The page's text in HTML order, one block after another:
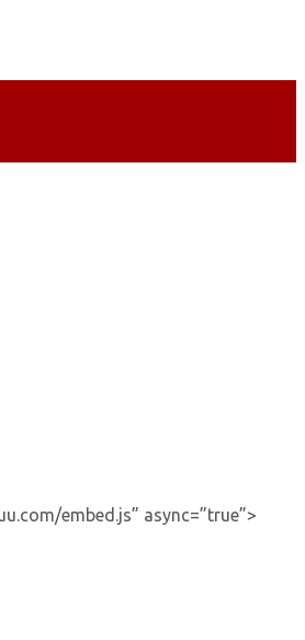
embed.js” async=”true”>